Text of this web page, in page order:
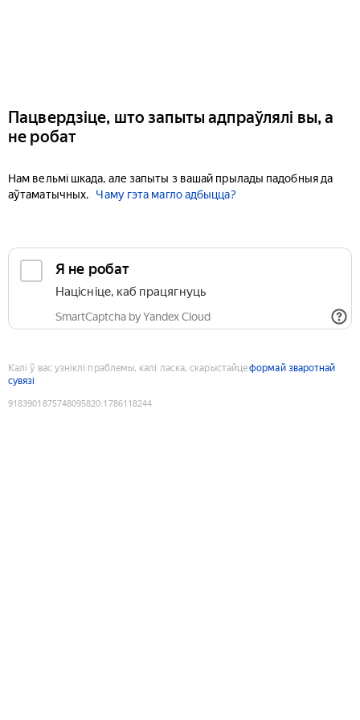
Пацвердзіце, што запыты адпраўлялі вы, а
не робат
Нам вельмі шкада, але запыты з вашай прылады падобныя да
аўтаматычных.
Чаму гэта магло адбыцца?
Я не робат
Націсніце, каб працягнуць
SmartCaptcha by Yandex Cloud
Калі ў вас узніклі праблемы, калі ласка, скарыстайцеформай зваротнай
сувязі
9183901875748095820:1786118244